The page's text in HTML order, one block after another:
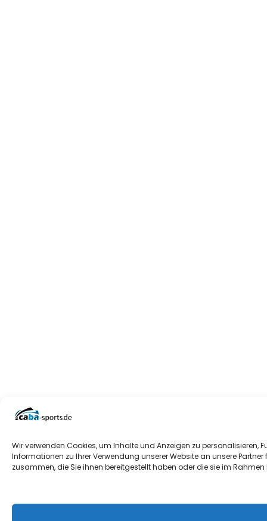
Wir verwenden Cookies, um Inhalte und Anzeigen zu
Informationen zu Ihrer Verwendung unserer Website an unsere
zusammen, die Sie ihnen bereitgestellt haben oder die sie im